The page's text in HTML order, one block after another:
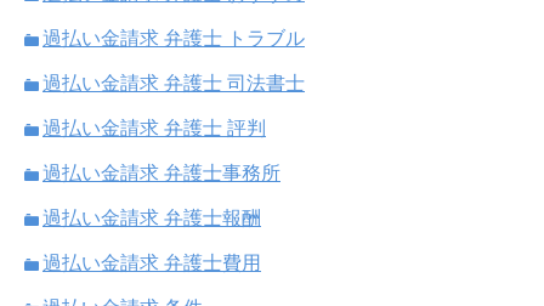
過払い金請求 弁護士 トラブル
過払い金請求 弁護士 司法書士
過払い金請求 弁護士 評判
過払い金請求 弁護士事務所
過払い金請求 弁護士報酬
過払い金請求 弁護士費用